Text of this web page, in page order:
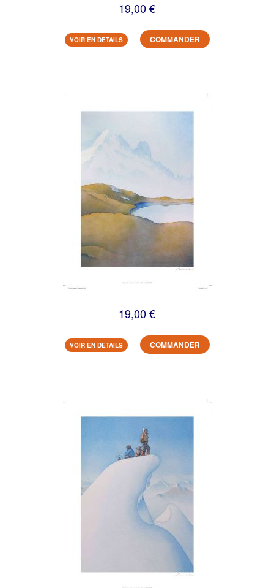
19,00 €
VOIR EN DETAILS COMMANDER
19,00 €
VOIR EN DETAILS COMMANDER